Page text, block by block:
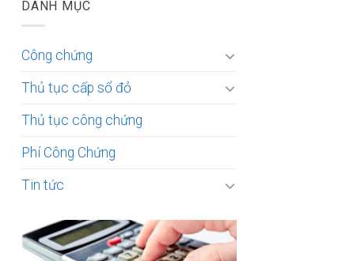
DANH MỤC
Công chứng
Thủ tục cấp sổ đỏ
Thủ tục công chứng
Phí Công Chứng
Tin tức